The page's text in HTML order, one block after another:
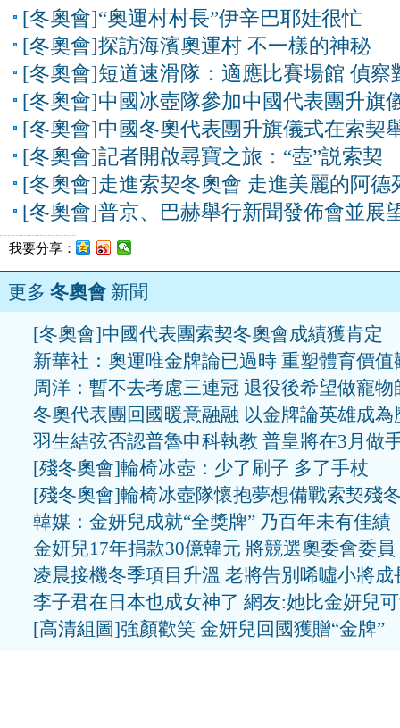
[冬奧會]“奧運村村長”伊辛巴耶娃很忙
[冬奧會]探訪海濱奧運村 不一樣的神秘
[冬奧會]短道速滑隊：適應比賽場館 偵察
[冬奧會]中國冰壺隊參加中國代表團升旗
[冬奧會]中國冬奧代表團升旗儀式在索契
[冬奧會]記者開啟尋寶之旅：“壺”説索契
[冬奧會]走進索契冬奧會 走進美麗的阿德
[冬奧會]普京、巴赫舉行新聞發佈會並展
我要分享：
更多 冬奧會新聞
[冬奧會]中國代表團索契冬奧會成績獲肯定
新華社：奧運唯金牌論已過時 重塑體育價值
周洋：暫不去考慮三連冠 退役後希望做寵物
冬奧代表團回國暖意融融 以金牌論英雄成為
羽生結弦否認普魯申科執教 普皇將在3月做
[殘冬奧會]輪椅冰壺：少了刷子 多了手杖
[殘冬奧會]輪椅冰壺隊懷抱夢想備戰索契殘
韓媒：金妍兒成就“全獎牌” 乃百年未有佳績
金妍兒17年捐款30億韓元 將競選奧委會委員
凌晨接機冬季項目升溫 老將告別唏噓小將成
李子君在日本也成女神了 網友:她比金妍兒
[高清組圖]強顏歡笑 金妍兒回國獲贈“金牌”